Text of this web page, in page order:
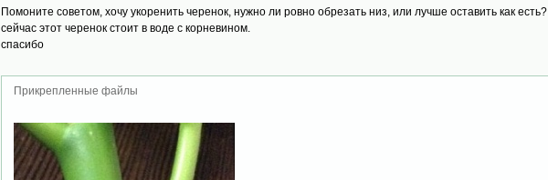
Помоните советом, хочу укоренить черенок, нужно ли ровно обрезать низ, или лучше оставить как есть?
сейчас этот черенок стоит в воде с корневином.
спасибо
Прикрепленные файлы